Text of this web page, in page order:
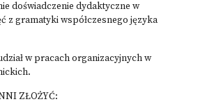
doświadczenie dydaktyczne w
z gramatyki współczesnego języka
w pracach organizacyjnych w
ZŁOŻYĆ: